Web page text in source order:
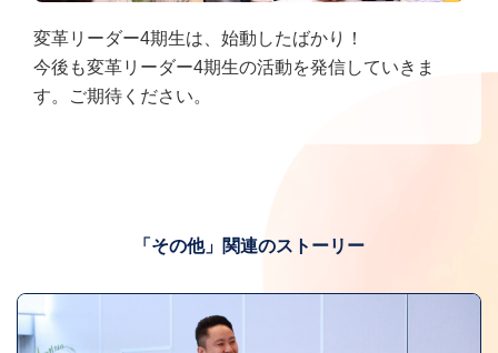
変革リーダー4期生は、始動したばかり！
今後も変革リーダー4期生の活動を発信していきま
す。ご期待ください。
「その他」関連のストーリー